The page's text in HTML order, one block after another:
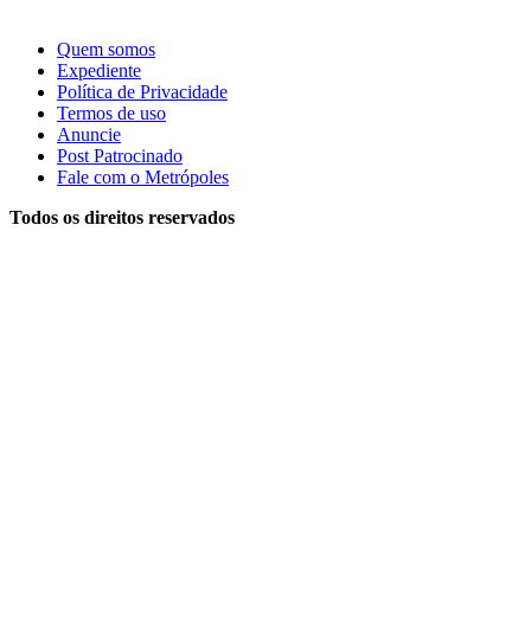
Quem somos
Expediente
Política de Privacidade
Termos de uso
Anuncie
Post Patrocinado
Fale com o Metrópoles
Todos os direitos reservados